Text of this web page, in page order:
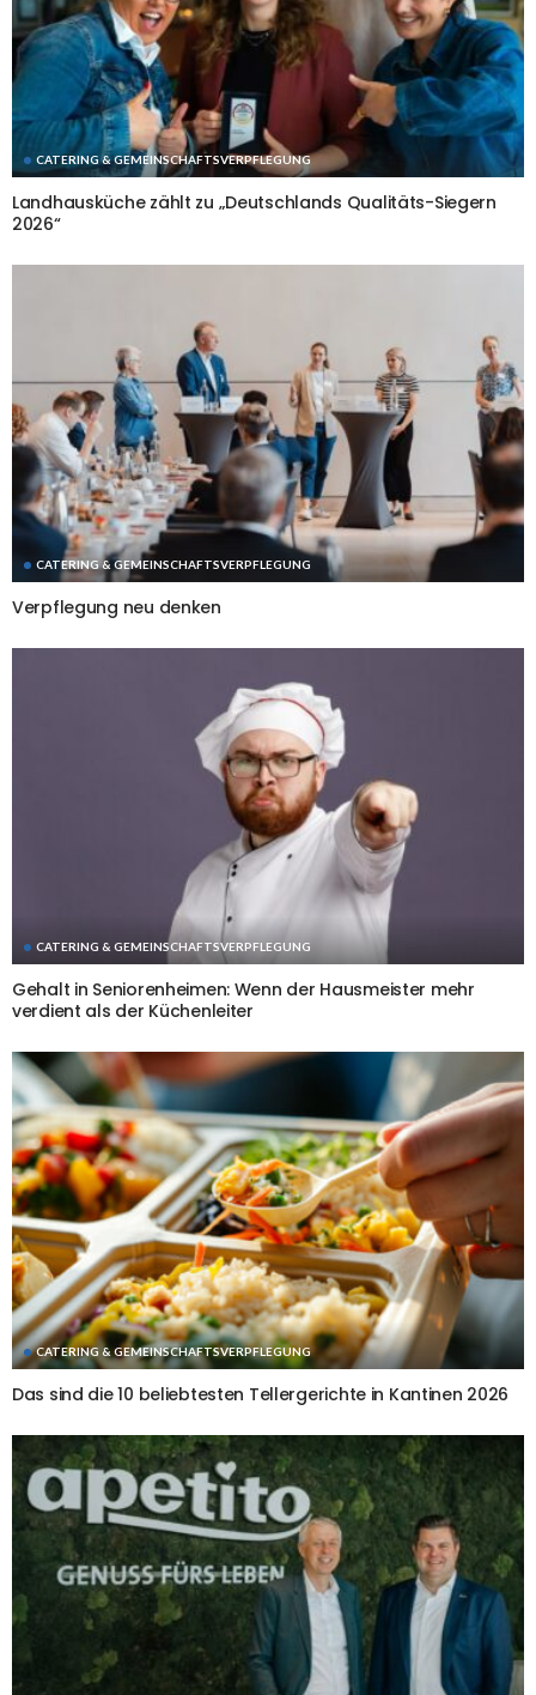
CATERING & GEMEINSCHAFTSVERPFLEGUNG
Landhausküche zählt zu „Deutschlands Qualitäts-Siegern
2026“
CATERING & GEMEINSCHAFTSVERPFLEGUNG
Verpflegung neu denken
CATERING & GEMEINSCHAFTSVERPFLEGUNG
Gehalt in Seniorenheimen: Wenn der Hausmeister mehr
verdient als der Küchenleiter
CATERING & GEMEINSCHAFTSVERPFLEGUNG
Das sind die 10 beliebtesten Tellergerichte in Kantinen 2026